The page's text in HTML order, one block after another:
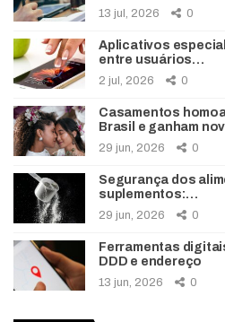
13 jul, 2026 0
Aplicativos
entre usuários…
2 jul, 2026 0
Casamentos
Brasil e ganham
29 jun, 2026 0
Segurança dos
suplementos:…
29 jun, 2026 0
Ferramentas
DDD e endereço
13 jun, 2026 0